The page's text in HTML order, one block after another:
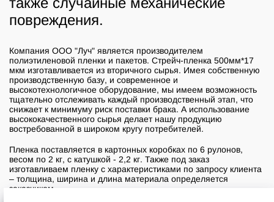
повреждения.
Компания ООО "Луч" является производителем
полиэтиленовой пленки и пакетов. Стрейч-пленка 500мм*17
мкм изготавливается из вторичного сырья. Имея собственную
производственную базу, и современное и
высокотехнологичное оборудование, мы имеем возможность
тщательно отслеживать каждый производственный этап, что
снижает к минимуму риск поставки брака. А использование
высококачественного сырья делает нашу продукцию
востребованной в широком кругу потребителей.
Пленка поставляется в картонных коробках по 6 рулонов,
весом по 2 кг, с катушкой - 2,2 кг. Также под заказ
изготавливаем пленку с характеристиками по запросу клиента
– толщина, ширина и длина материала определяется
заказчиком.